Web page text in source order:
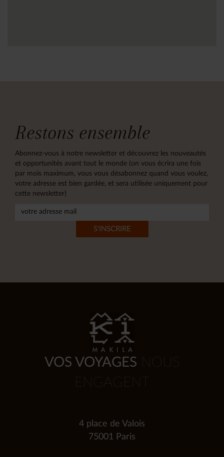
Restons ensemble
Abonnez-vous à notre newsletter et découvrez les nouveautés
et opportunités avant tout le monde (on vous écrira une fois
par mois maximum, vous vous désabonnez quand vous voulez,
votre adresse est bien gardée, et sera utilisée uniquement pour
cette newsletter)
VOS VOYAGES NOUS
ENGAGENT
4 place de Valois
75001 Paris